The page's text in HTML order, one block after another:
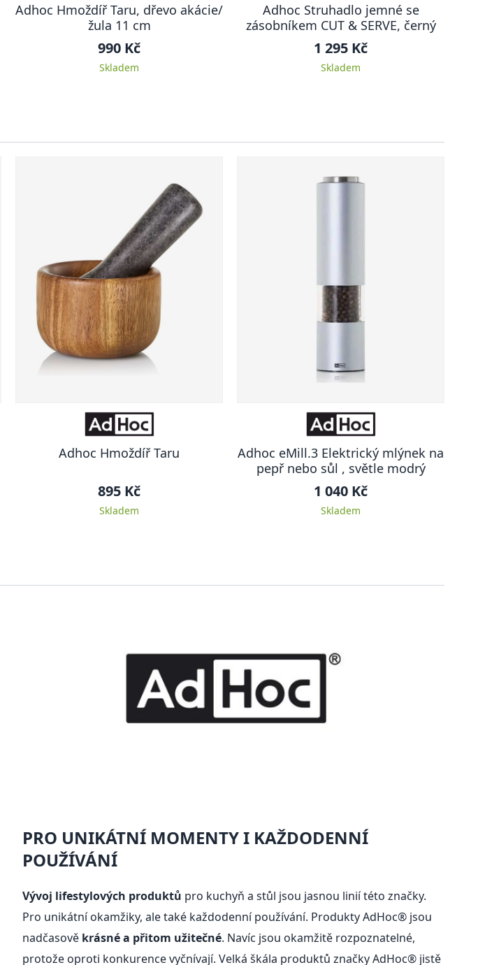
Adhoc Hmoždíř Taru, dřevo akácie/
žula 11 cm
990 Kč
Skladem
Adhoc Struhadlo jemné se
zásobníkem CUT & SERVE, černý
1 295 Kč
Skladem
Adhoc Hmoždíř Taru
895 Kč
Skladem
Adhoc eMill.3 Elektrický mlýnek na
pepř nebo sůl , světle modrý
1 040 Kč
Skladem
PRO UNIKÁTNÍ MOMENTY I KAŽDODENNÍ
POUŽÍVÁNÍ
Vývoj lifestylových produktů pro kuchyň a stůl jsou jasnou linií této značky.
Pro unikátní okamžiky, ale také každodenní používání. Produkty AdHoc® jsou
nadčasově krásné a přitom užitečné. Navíc jsou okamžitě rozpoznatelné,
protože oproti konkurence vyčnívají. Velká škála produktů značky AdHoc® jistě